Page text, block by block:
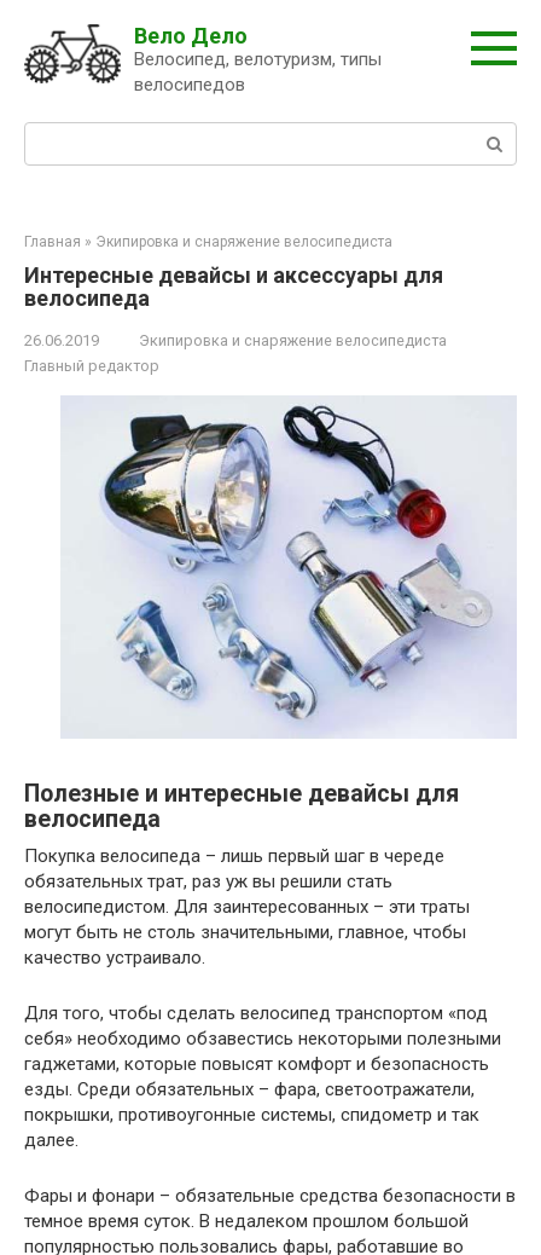
контенту
Вело Дело
Велосипед, велотуризм, типы
велосипедов
Главная » Экипировка и снаряжение велосипедиста
Интересные девайсы и аксессуары для
велосипеда
26.06.2019
Экипировка и снаряжение велосипедиста
Главный редактор
Полезные и интересные девайсы для
велосипеда
Покупка велосипеда – лишь первый шаг в череде
обязательных трат, раз уж вы решили стать
велосипедистом. Для заинтересованных – эти траты
могут быть не столь значительными, главное, чтобы
качество устраивало.
Для того, чтобы сделать велосипед транспортом «под
себя» необходимо обзавестись некоторыми полезными
гаджетами, которые повысят комфорт и безопасность
езды. Среди обязательных – фара, светоотражатели,
покрышки, противоугонные системы, спидометр и так
далее.
Фары и фонари – обязательные средства безопасности в
темное время суток. В недалеком прошлом большой
популярностью пользовались фары, работавшие во